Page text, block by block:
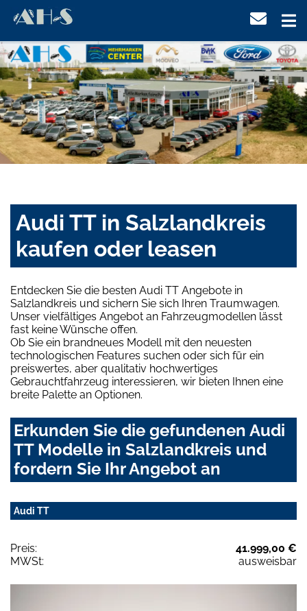
Audi TT in Salzlandkreis
kaufen oder leasen
Entdecken Sie die besten Audi TT Angebote in
Salzlandkreis und sichern Sie sich Ihren Traumwagen.
Unser vielfältiges Angebot an Fahrzeugmodellen lässt
fast keine Wünsche offen.
Ob Sie ein brandneues Modell mit den neuesten
technologischen Features suchen oder sich für ein
preiswertes, aber qualitativ hochwertiges
Gebrauchtfahrzeug interessieren, wir bieten Ihnen eine
breite Palette an Optionen.
Erkunden Sie die gefundenen Audi
TT Modelle in Salzlandkreis und
fordern Sie Ihr Angebot an
Audi TT
Preis:
41.999,00 €
MWSt:
ausweisbar